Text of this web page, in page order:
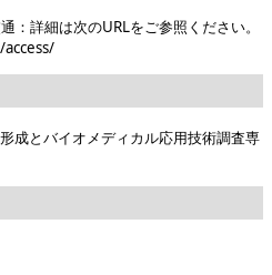
：詳細は次のURLをご参照ください。
成とバイオメディカル応用技術調査専